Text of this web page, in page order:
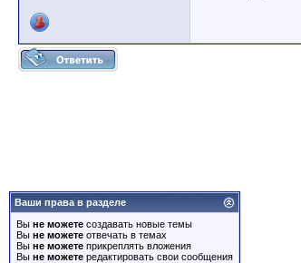
Ваши права в разделе
Вы не можете создавать новые темы
Вы не можете отвечать в темах
Вы не можете прикреплять вложения
Вы не можете редактировать свои сообщения